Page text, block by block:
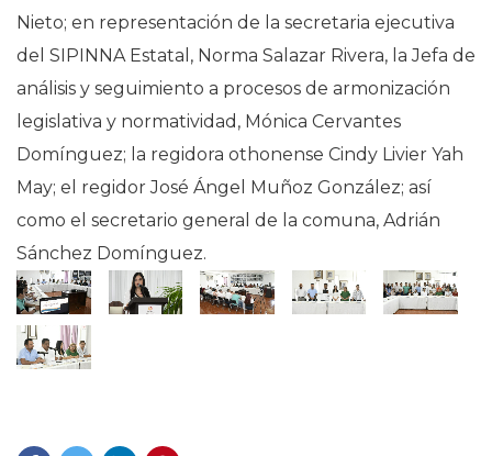
Nieto; en representación de la secretaria ejecutiva
del SIPINNA Estatal, Norma Salazar Rivera, la Jefa de
análisis y seguimiento a procesos de armonización
legislativa y normatividad, Mónica Cervantes
Domínguez; la regidora othonense Cindy Livier Yah
May; el regidor José Ángel Muñoz González; así
como el secretario general de la comuna, Adrián
Sánchez Domínguez.